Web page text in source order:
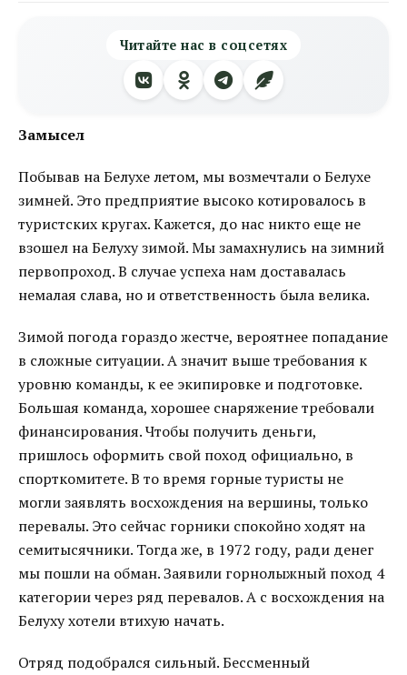
Читайте нас в соцсетях
Замысел
Побывав на Белухе летом, мы возмечтали о Белухе
зимней. Это предприятие высоко котировалось в
туристских кругах. Кажется, до нас никто еще не
взошел на Белуху зимой. Мы замахнулись на зимний
первопроход. В случае успеха нам доставалась
немалая слава, но и ответственность была велика.
Зимой погода гораздо жестче, вероятнее попадание
в сложные ситуации. А значит выше требования к
уровню команды, к ее экипировке и подготовке.
Большая команда, хорошее снаряжение требовали
финансирования. Чтобы получить деньги,
пришлось оформить свой поход официально, в
спорткомитете. В то время горные туристы не
могли заявлять восхождения на вершины, только
перевалы. Это сейчас горники спокойно ходят на
семитысячники. Тогда же, в 1972 году, ради денег
мы пошли на обман. Заявили горнолыжный поход 4
категории через ряд перевалов. А с восхождения на
Белуху хотели втихую начать.
Отряд подобрался сильный. Бессменный